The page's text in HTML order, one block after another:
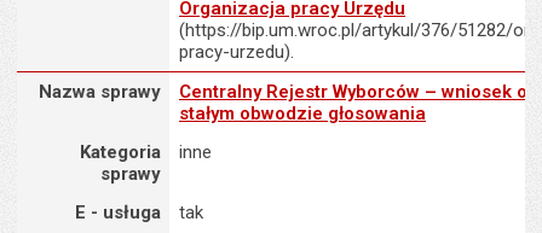
Organizacja pracy Urzędu
(https://bip.um.wroc.pl/artykul/376/51282/
pracy-urzedu).
Nazwa sprawy : Centralny Rejestr Wyborców – wniosek o ujęcie
Nazwa sprawy
Centralny Rejestr Wyborców – wniosek o
stałym obwodzie głosowania
Kategoria
sprawy
inne
E - usługa
tak